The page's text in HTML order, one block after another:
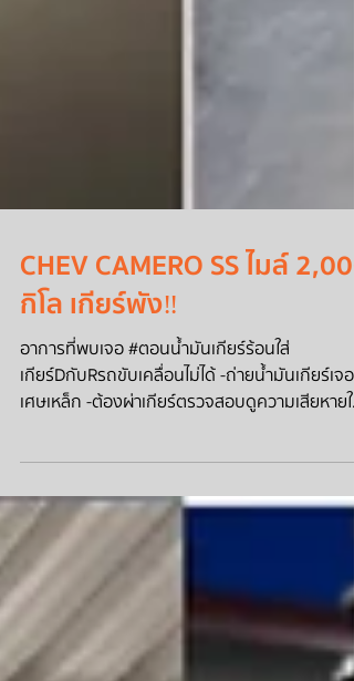
CHEV CAMERO SS ไมล์ 2,000
กิโล เกียร์พัง‼
อาการที่พบเจอ #ตอนน้ำมันเกียร์ร้อนใส่
เศษเหล็ก -ต้องผ่าเกียร์ตรวจสอบดูความเสียหายใน
เกียร...